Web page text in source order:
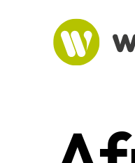
contenido